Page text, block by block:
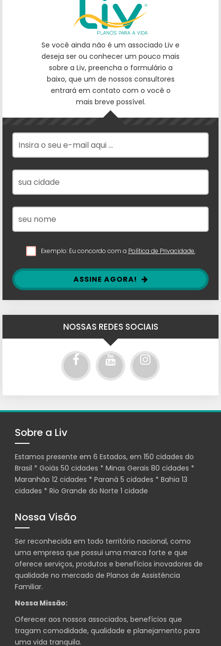
Se você ainda não é um associado Liv e
deseja ser ou conhecer um pouco mais
sobre a Liv, preencha o formulário a
baixo, que um de nossos consultores
entrará em contato com o você o
mais breve possível.
Exemplo: Eu concordo com a Política de Privacidade.
ASSINE AGORA!
NOSSAS REDES SOCIAIS
Sobre a Liv
Estamos presente em 6 Estados, em 150 cidades do
Brasil * Goiás 50 cidades * Minas Gerais 80 cidades *
Maranhão 12 cidades * Paraná 5 cidades * Bahia 13
cidades * Rio Grande do Norte 1 cidade
Nossa Visão
Ser reconhecida em todo território nacional, como
uma empresa que possui uma marca forte e que
oferece serviços, produtos e benefícios inovadores de
qualidade no mercado de Planos de Assistência
Familiar.
Nossa Missão:
Oferecer aos nossos associados, benefícios que
tragam comodidade, qualidade e planejamento para
uma vida tranquila.